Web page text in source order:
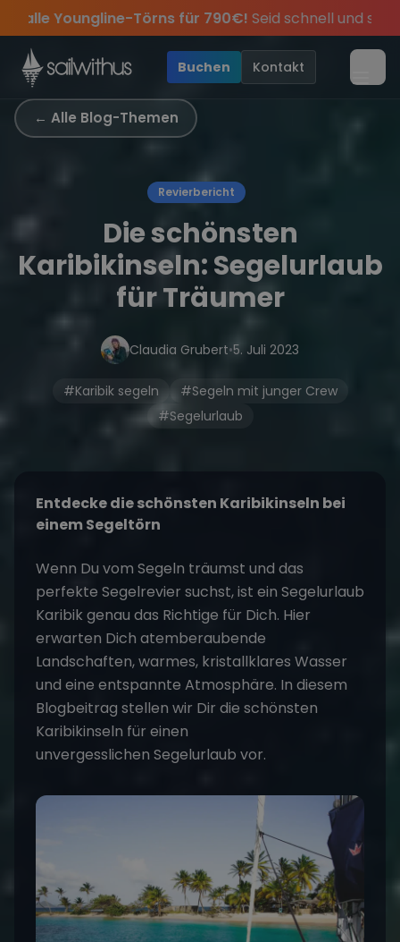
Skip to content
🔥Spätsommer Special: Am 05.09 alle Youngline-
Sichere Dir jetztDein Meilenbuch und Deine
Verpass keineTörn-Updates, Insider-Tippsund
Season Closing Party 2026!Die Saison war
Buchen Kontakt
← Alle Blog-Themen
Revierbericht
Die schönsten
Karibikinseln: Segelurlaub
für Träumer
Claudia Grubert•5. Juli 2023
#Karibik segeln
#Segeln mit junger Crew
#Segelurlaub
Entdecke die schönsten Karibikinseln bei
einemSegeltörn
Wenn Du vom Segeln träumst und das
perfekte Segelrevier suchst, ist ein Segelurlaub
Karibik genau das Richtige für Dich. Hier
erwarten Dich atemberaubende
Landschaften, warmes, kristallklares Wasser
und eine entspannte Atmosphäre. In diesem
Blogbeitrag stellen wir Dir die schönsten
Karibikinseln für einen
unvergesslichen Segelurlaub vor.